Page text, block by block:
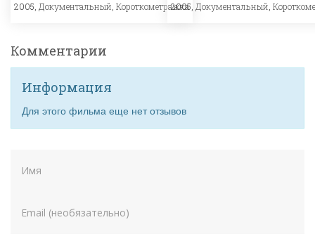
2005, Документальный Короткометражка
2005, Документальный ,
Комментарии
Информация
Для этого фильма еще нет отзывов